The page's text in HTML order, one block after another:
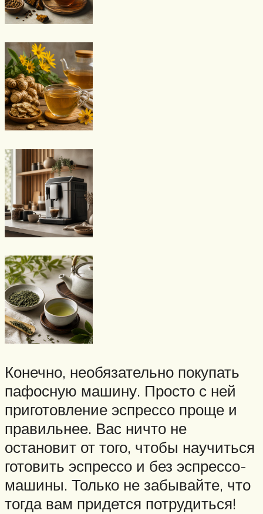
Конечно, необязательно покупать
пафосную машину. Просто с ней
приготовление эспрессо проще и
правильнее. Вас ничто не
остановит от того, чтобы научиться
готовить эспрессо и без эспрессо-
машины. Только не забывайте, что
тогда вам придется потрудиться!